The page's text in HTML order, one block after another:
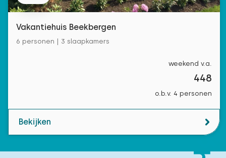
Vakantiehuis Beekbergen
6 personen | 3 slaapkamers
weekend v.a.
448
o.b.v. 4 personen
Bekijken